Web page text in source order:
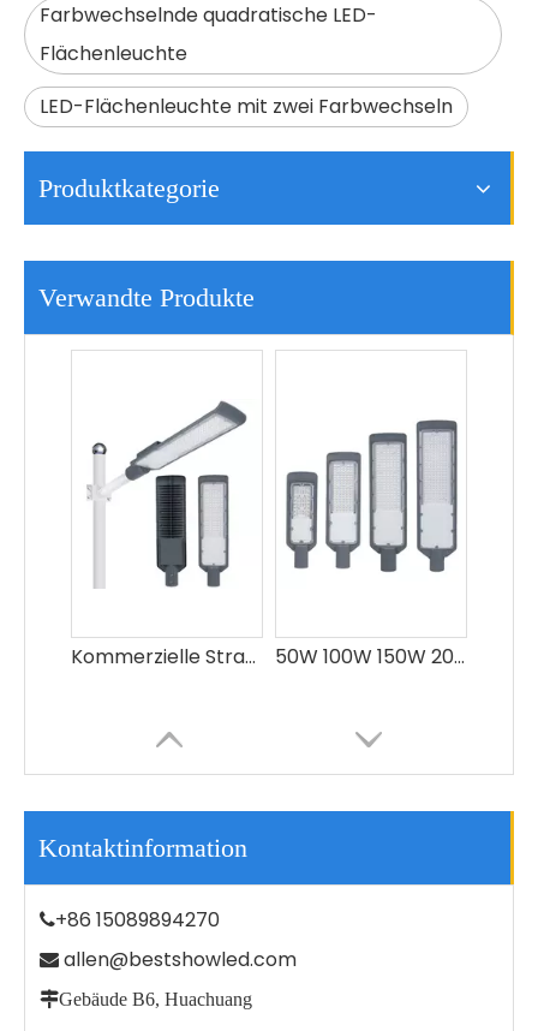
Farbwechselnde quadratische LED-
Flächenleuchte
LED-Flächenleuchte mit zwei Farbwechseln
Produktkategorie
Verwandte Produkte
Straßengartenbeleuchtung im Freien IP66 Wasserdichte 100-W-LED-Straßenlaterne Energiesparende wasserdichte LED-Straßenbeleuchtung aus Aluminium IP65 SMD im Freien
Kontaktinformation
+86 15089894270
 allen@bestshowled.com
Gebäude B6, Huachuang